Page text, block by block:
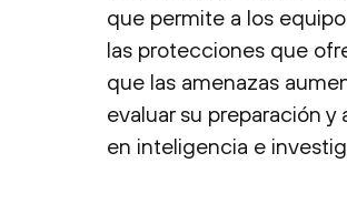
que permite a los
las protecciones que
que las amenazas
evaluar su preparación
en inteligencia e